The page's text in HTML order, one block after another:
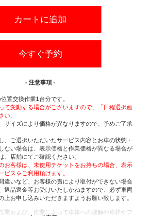
カートに追加
今すぐ予約
- 注意事項 -
置交換作業1台分です。
て変動する場合がございますので、「日程選択画
い。
サイズにより価格が異なりますので、予めご了承
ご選択いただいたサービス内容とお車の状態・
ない場合は、表示価格と作業価格が異なる場合が
、店舗にてご確認ください。
お客様は、未使用チケットをお持ちの場合、表示
ビスをご利用頂けます。
違いなど、お客様の責により取付ができない場合
返品返金等お受けいたしかねますので、必ず車両
上お申し込みいただきますようお願い致します。
業および、作業によって車体への接触や車枠やフ